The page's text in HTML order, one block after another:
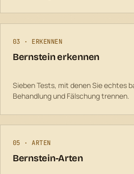
03 · ERKENNEN
Bernstein erkennen
Sieben Tests, mit denen Sie echtes
Behandlung und Fälschung trennen.
05 · ARTEN
Bernstein-Arten